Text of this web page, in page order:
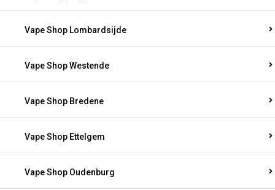
Vape Shop Lombardsijde
Vape Shop Westende
Vape Shop Bredene
Vape Shop Ettelgem
Vape Shop Oudenburg